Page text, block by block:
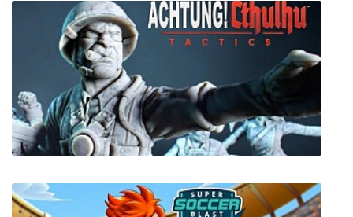
Sword and Fairy 7